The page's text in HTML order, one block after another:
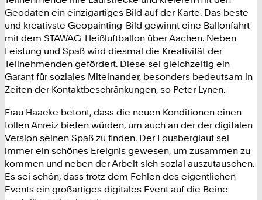
Geodaten ein einzigartiges Bild auf der Karte. Das beste
und kreativste Geopainting-Bild gewinnt eine Ballonfahrt
mit dem STAWAG-Heißluftballon über Aachen. Neben
Leistung und Spaß wird diesmal die Kreativität der
Teilnehmenden gefördert. Diese sei gleichzeitig ein
Garant für soziales Miteinander, besonders bedeutsam in
Zeiten der Kontaktbeschränkungen, so Peter Lynen.
Frau Haacke betont, dass die neuen Konditionen einen
tollen Anreiz bieten würden, um auch an der der digitalen
Version seinen Spaß zu finden. Der Lousberglauf sei
immer ein schönes Ereignis gewesen, um zusammen zu
kommen und neben der Arbeit sich sozial auszutauschen.
Es sei schön, dass trotz dem Fehlen des eigentlichen
Events ein großartiges digitales Event auf die Beine